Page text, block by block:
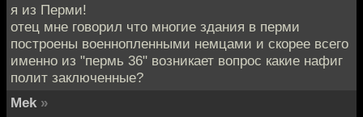
я из Перми!
отец мне говорил что многие здания в перми
построены военнопленными немцами и скорее всего
именно из "пермь 36" возникает вопрос какие нафиг
полит заключенные?
Mek »